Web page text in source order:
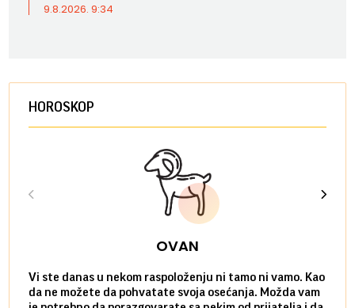
9.8.2026. 9:34
HOROSKOP
OVAN
Vi ste danas u nekom raspoloženju ni tamo ni vamo. Kao
da ne možete da pohvatate svoja osećanja. Možda vam